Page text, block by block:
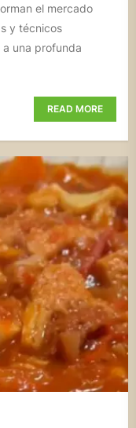
el mercado
y técnicos
una profunda
READ MORE